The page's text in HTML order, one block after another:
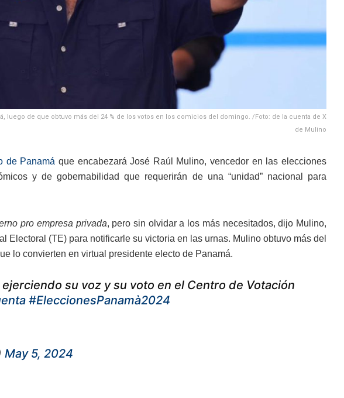
luego de que obtuvo más del 24 % de los votos en los comicios del domingo. /Foto: de la cuenta de X
de Mulino
de Panamá que encabezará José Raúl Mulino, vencedor en las elecciones
y de gobernabilidad que requerirán de una “unidad” nacional para
pro empresa privada, pero sin olvidar a los más necesitados, dijo Mulino,
Electoral (TE) para notificarle su victoria en las urnas. Mulino obtuvo más del
lo convierten en virtual presidente electo de Panamá.
su voz y su voto en el Centro de Votación
#EleccionesPanamà2024
May 5, 2024